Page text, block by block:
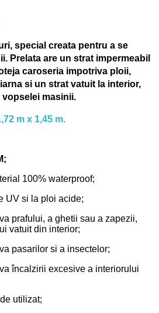
special creata pentru a se
Prelata are un strat impermeabil
caroseria impotriva ploii,
si un strat vatuit la interior,
vopselei masinii.
m x 1,45 m.
100% waterproof;
UV si la ploi acide;
prafului, a ghetii sau a zapezii,
vatuit din interior;
pasarilor si a insectelor;
încalzirii excesive a interiorului
utilizat;